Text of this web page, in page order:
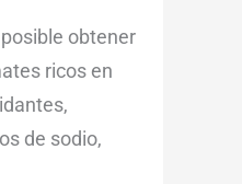
obtener
ricos en
de sodio,